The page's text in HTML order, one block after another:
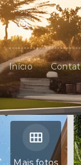
Início
Mais fotos